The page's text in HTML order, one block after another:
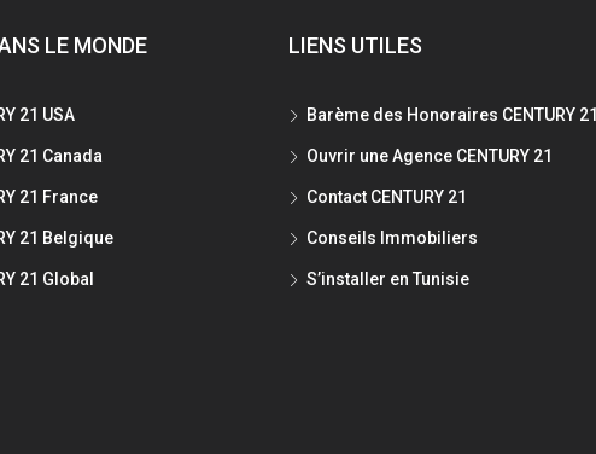
LE MONDE
21 USA
21 Canada
21 France
21 Belgique
21 Global
LIENS UTILES
Barème des Honoraires CENTURY 21
Ouvrir une Agence CENTURY 21
Contact CENTURY 21
Conseils Immobiliers
S’installer en Tunisie